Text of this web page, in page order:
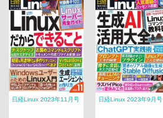
日経Linux 2023年11月号 日経Linux 2023年9月号